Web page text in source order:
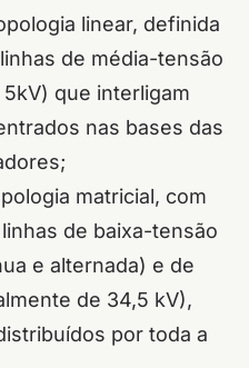
linear, definida
de média-tensão
que interligam
nas bases das
matricial, com
de baixa-tensão
e alternada) e de
de 34,5 kV),
por toda a